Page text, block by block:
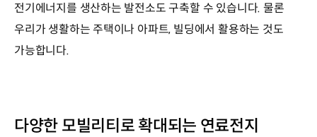
전기에너지를 생산하는 발전소도 구축할 수 있습니다. 물론
우리가 생활하는 주택이나 아파트, 빌딩에서 활용하는 것도
가능합니다.
다양한 모빌리티로 확대되는 연료전지